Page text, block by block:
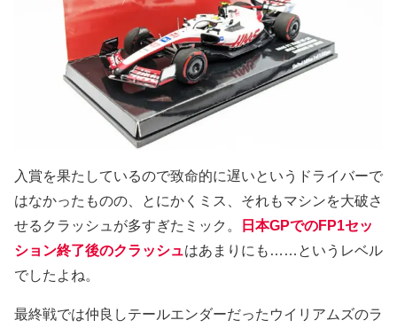
入賞を果たしているので致命的に遅いというドライバーで
はなかったものの、とにかくミス、それもマシンを大破さ
せるクラッシュが多すぎたミック。
日本GPでのFP1セッ
ション終了後のクラッシュはあまりにも……というレベル
でしたよね。
最終戦では仲良しテールエンダーだったウイリアムズのラ